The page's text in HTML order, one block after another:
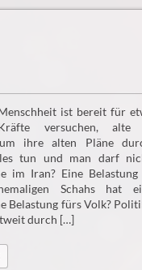
ist bereit für
versuchen, alte
ihre alten Pläne
tun und man darf
im Iran? Eine
Schahs hat
Belastung fürs Volk?
durch […]